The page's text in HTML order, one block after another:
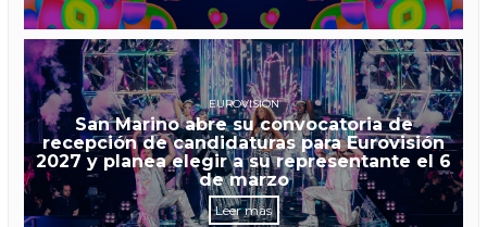
EUROVISIÓN
San Marino abre su convocatoria de
recepción de candidaturas para Eurovisión
2027 y planea elegir a su representante el 6
de marzo
Leer más